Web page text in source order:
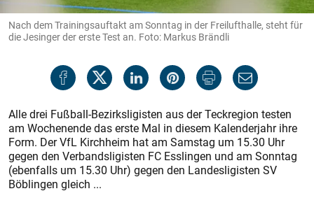
Nach dem Trainingsauftakt am Sonntag in der Freilufthalle, steht für
die Jesinger der erste Test an. Foto: Markus Brändli
Alle drei Fußball-Bezirksligisten aus der Teckregion testen
am Wochenende das erste Mal in diesem Kalenderjahr ihre
Form. Der VfL Kirchheim hat am Samstag um 15.30 Uhr
gegen den Verbandsligisten FC Esslingen und am Sonntag
(ebenfalls um 15.30 Uhr) gegen den Landesligisten SV
Böblingen gleich ...